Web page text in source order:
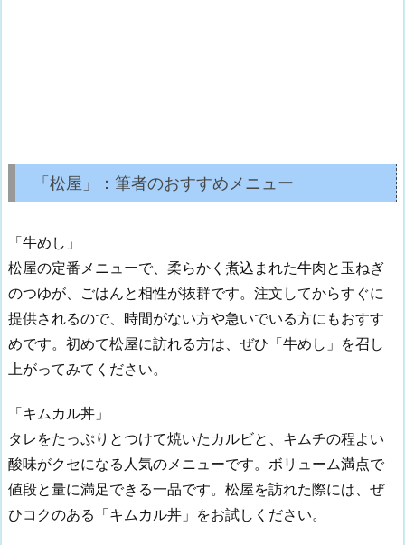
「松屋」：筆者のおすすめメニュー
「牛めし」
松屋の定番メニューで、柔らかく煮込まれた牛肉と玉ねぎ
のつゆが、ごはんと相性が抜群です。注文してからすぐに
提供されるので、時間がない方や急いでいる方にもおすす
めです。初めて松屋に訪れる方は、ぜひ「牛めし」を召し
上がってみてください。
「キムカル丼」
タレをたっぷりとつけて焼いたカルビと、キムチの程よい
酸味がクセになる人気のメニューです。ボリューム満点で
値段と量に満足できる一品です。松屋を訪れた際には、ぜ
ひコクのある「キムカル丼」をお試しください。